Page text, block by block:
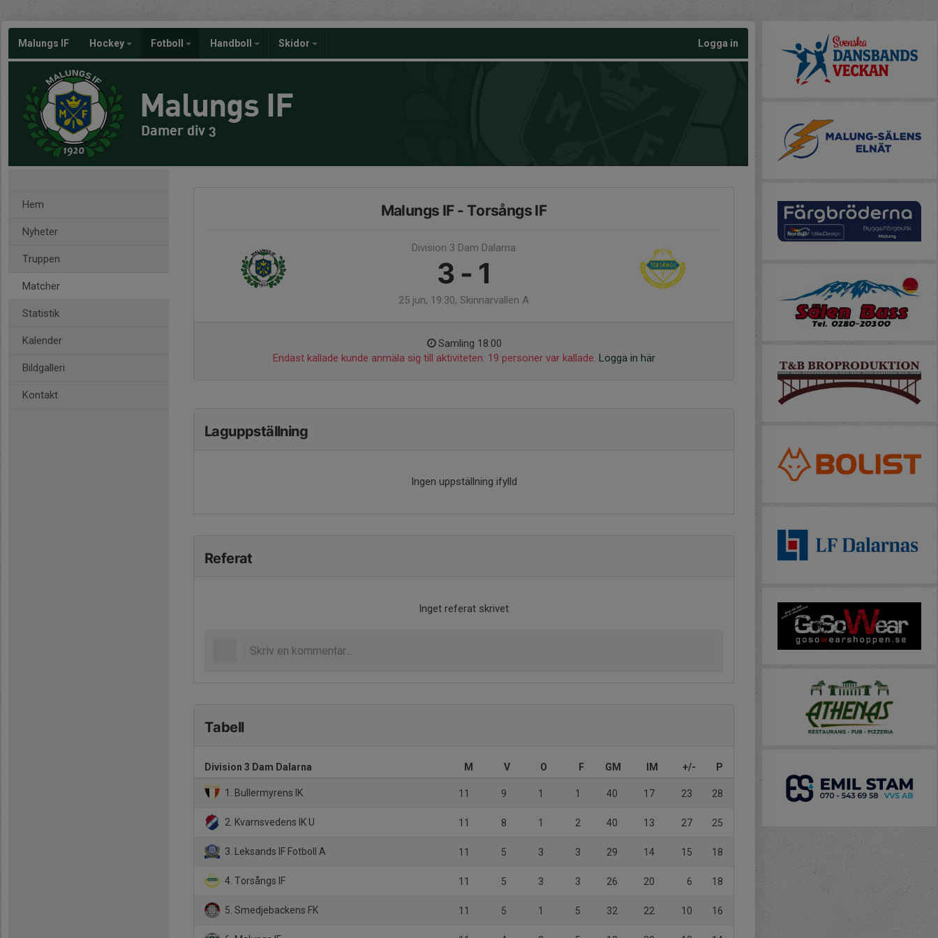
Malungs IF Hockey Fotboll Handboll Skidor Logga in
Malungs IF
Damer div 3
Hem
Nyheter
Truppen
Matcher
Statistik
Kalender
Bildgalleri
Kontakt
Malungs IF - Torsångs IF
Division 3 Dam Dalarna
3 - 1
25 jun, 19:30, Skinnarvallen A
Samling 18:00
Endast kallade kunde anmäla sig till aktiviteten. 19 personer var kallade. Logga in här
Laguppställning
Ingen uppställning ifylld
Referat
Inget referat skrivet
Tabell
Division 3 Dam Dalarna M V O F GM IM +/- P
1. Bullermyrens IK 11 9 1 1 40 17 23 28
2. Kvarnsvedens IK U 11 8 1 2 40 13 27 25
3. Leksands IF Fotboll A 11 5 3 3 29 14 15 18
4. Torsångs IF 11 5 3 3 26 20 6 18
5. Smedjebackens FK 11 5 1 5 32 22 10 16